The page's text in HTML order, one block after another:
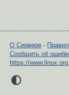
О Сервере -
Сообщить об
https://